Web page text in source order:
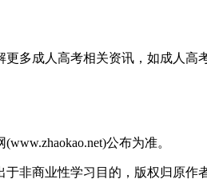
多成人高考相关资讯，如成人
公布为准。
非商业性学习目的，版权归原